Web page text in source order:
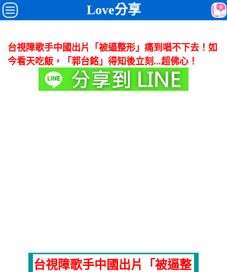
Love分享
台視障歌手中國出片「被逼整形」痛到唱不下去！如
今看天吃飯，「郭台銘」得知後立刻...超佛心！
台視障歌手中國出片「被逼整